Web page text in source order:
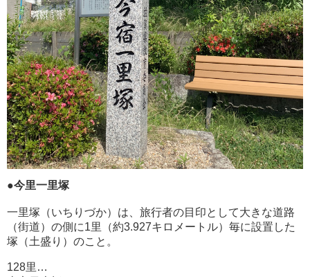
●今里一里塚
一里塚（いちりづか）は、旅行者の目印として大きな道路
（街道）の側に1里（約3.927キロメートル）毎に設置した
塚（土盛り）のこと。
128里…